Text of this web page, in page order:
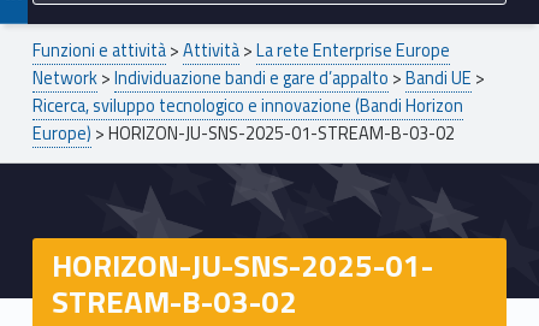
Breadcrumbs navigation
Funzioni e attività>Attività>La rete Enterprise Europe
Network>Individuazione bandi e gare d’appalto >Bandi UE >
Ricerca, sviluppo tecnologico e innovazione (Bandi Horizon
Europe) >HORIZON-JU-SNS-2025-01-STREAM-B-03-02
HORIZON-JU-SNS-2025-01-
STREAM-B-03-02